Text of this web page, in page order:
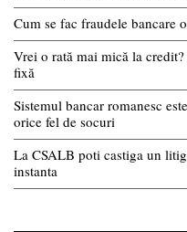
Cum se fac fraudele bancare
Vrei o rată mai mică la
fixă
Sistemul bancar romanesc
orice fel de socuri
La CSALB poti castiga un
instanta